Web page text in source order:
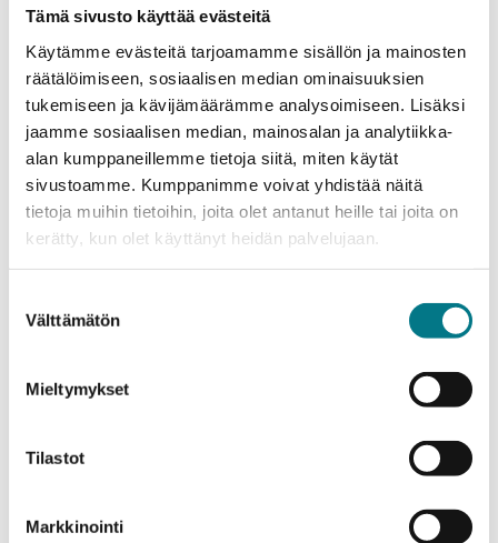
Tämä sivusto käyttää evästeitä
Käytämme evästeitä tarjoamamme sisällön ja mainosten
räätälöimiseen, sosiaalisen median ominaisuuksien
tukemiseen ja kävijämäärämme analysoimiseen. Lisäksi
jaamme sosiaalisen median, mainosalan ja analytiikka-
alan kumppaneillemme tietoja siitä, miten käytät
sivustoamme. Kumppanimme voivat yhdistää näitä
tietoja muihin tietoihin, joita olet antanut heille tai joita on
kerätty, kun olet käyttänyt heidän palvelujaan.
valinta
Välttämätön
Mieltymykset
Tilastot
Markkinointi
Ilmoittaudu mukaan:
https://link.webropol.com/ep/moninaisetiltamat2
Illan ohjelma:
kello 17.00–17.30 Kahvit aulakahviossa
kello 17.30 Illan avaus: Tervetuloa & rohkeamman
tilan periaatteet / Yhteisökoordinaattori Karoliina
kaupunkikehittämiseen ja Työelämä Kainuussa -
kello 18.00–19.00 Karttaverstas 2 – Paikkalähtöinen